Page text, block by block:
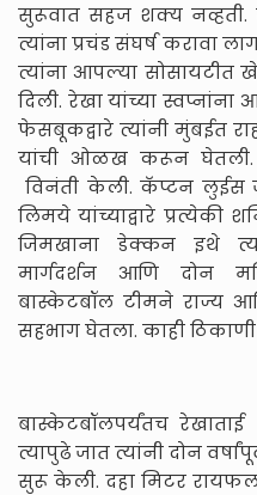
सुरूवात सहज शक्य नव्हती.
त्यांना प्रचंड संघर्ष करावा
त्यांना आपल्या सोसायटीत
दिली. रेखा यांच्या
फेसबूकद्वारे त्यांनी मुंबईत
यांची ओळख करून घेतली.
विनंती केली. कॅप्टन लुईस
लिमये यांच्याद्वारे प्रत्येकी
जिमखाना डेक्कन इथे
मार्गदर्शन आणि दोन
बास्केटबॉल टीमने राज्य
सहभाग घेतला. काही
बास्केटबॉलपर्यंतच रेखाताई
त्यापुढे जात त्यांनी दोन
सुरू केली. दहा मिटर रायफल